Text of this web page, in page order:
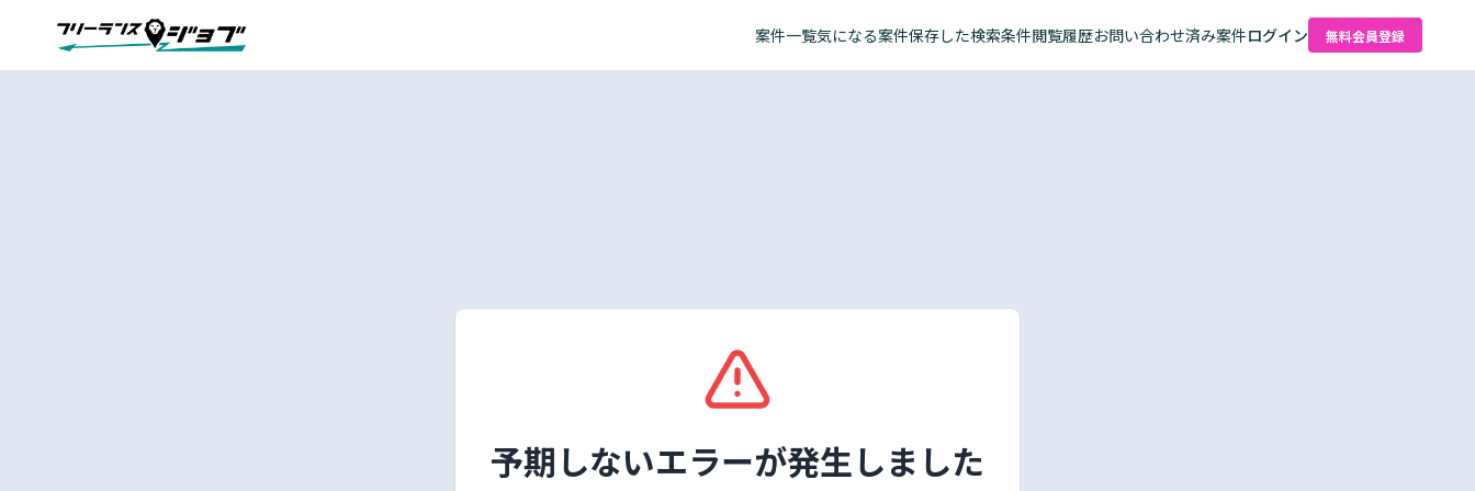
案件一覧気になる案件保存した検索条件閲覧履歴お問い合わせ済み案件ログイン 無料会員登録
予期しないエラーが発生しました